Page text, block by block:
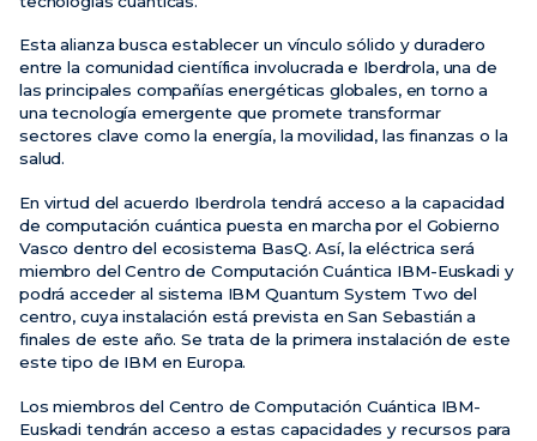
Esta alianza busca establecer un vínculo sólido y duradero
entre la comunidad científica involucrada e Iberdrola, una de
las principales compañías energéticas globales, en torno a
una tecnología emergente que promete transformar
sectores clave como la energía, la movilidad, las finanzas o la
salud.
En virtud del acuerdo Iberdrola tendrá acceso a la capacidad
de computación cuántica puesta en marcha por el Gobierno
Vasco dentro del ecosistema BasQ. Así, la eléctrica será
miembro del Centro de Computación Cuántica IBM-Euskadi y
podrá acceder al sistema IBM Quantum System Two del
centro, cuya instalación está prevista en San Sebastián a
finales de este año. Se trata de la primera instalación de este
este tipo de IBM en Europa.
Los miembros del Centro de Computación Cuántica IBM-
Euskadi tendrán acceso a estas capacidades y recursos para